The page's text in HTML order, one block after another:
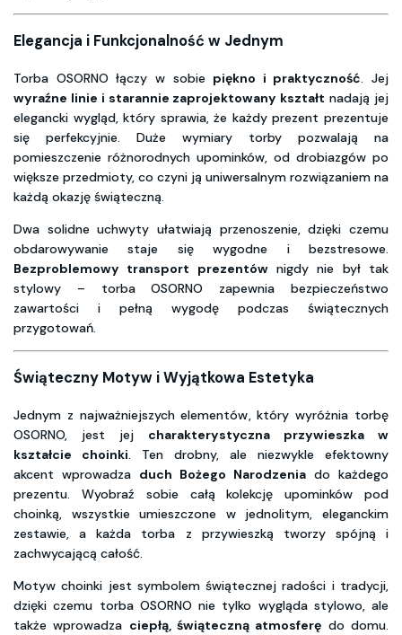
Elegancja i Funkcjonalność w Jednym
Torba OSORNO łączy w sobie piękno i praktyczność . Jej
wyraźne linie i starannie zaprojektowany kształt nadają jej
elegancki wygląd, który sprawia, że każdy prezent prezentuje
się perfekcyjnie. Duże wymiary torby pozwalają na
pomieszczenie różnorodnych upominków, od drobiazgów po
większe przedmioty, co czyni ją uniwersalnym rozwiązaniem na
każdą okazję świąteczną.
Dwa solidne uchwyty ułatwiają przenoszenie, dzięki czemu
obdarowywanie staje się wygodne i bezstresowe.
Bezproblemowy transport prezentównigdy nie był tak
stylowy – torba OSORNO zapewnia bezpieczeństwo
zawartości i pełną wygodę podczas świątecznych
przygotowań.
Świąteczny Motyw i Wyjątkowa Estetyka
Jednym z najważniejszych elementów, który wyróżnia torbę
OSORNO, jest jej charakterystyczna przywieszka w
kształcie choinki. Ten drobny, ale niezwykle efektowny
akcent wprowadza duch Bożego Narodzenia do każdego
prezentu. Wyobraź sobie całą kolekcję upominków pod
choinką, wszystkie umieszczone w jednolitym, eleganckim
zestawie, a każda torba z przywieszką tworzy spójną i
zachwycającą całość.
Motyw choinki jest symbolem świątecznej radości i tradycji,
dzięki czemu torba OSORNO nie tylko wygląda stylowo, ale
także wprowadza ciepłą, świąteczną atmosferę do domu.